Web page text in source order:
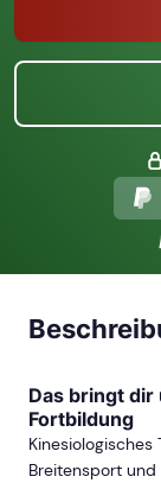
Das bringt
Fortbildung
Breitensport